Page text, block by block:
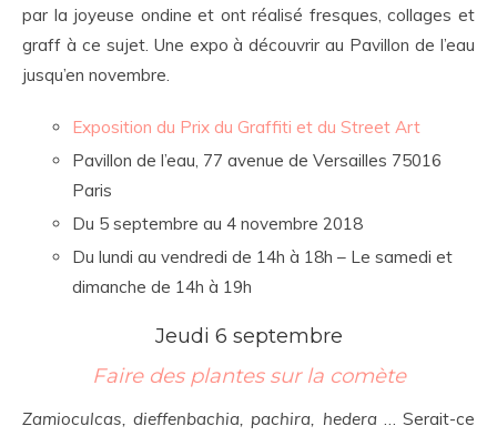
par la joyeuse ondine et ont réalisé fresques, collages et
graff à ce sujet. Une expo à découvrir au Pavillon de l’eau
jusqu’en novembre.
Exposition du Prix du Graffiti et du Street Art
Pavillon de l’eau, 77 avenue de Versailles 75016
Paris
Du 5 septembre au 4 novembre 2018
Du lundi au vendredi de 14h à 18h – Le samedi et
dimanche de 14h à 19h
Jeudi 6 septembre
Faire des plantes sur la comète
Zamioculcas, dieffenbachia, pachira, hedera… Serait-ce